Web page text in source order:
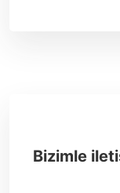
Bizimle